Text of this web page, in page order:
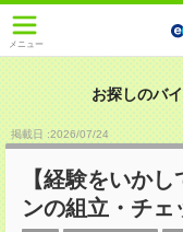
メニュー
お探しのバ
掲載日 :2026/07/24
【経験をいか
ンの組立・チ